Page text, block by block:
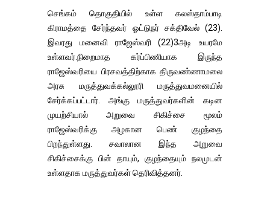
செங்கம் தொகுதியில் உள்ள கலஸ்தாம்பாடி
கிராமத்தை சேர்ந்தவர் ஓட்டுநர் சக்திவேல் (23).
இவரது மனைவி ராஜேஸ்வரி (22)3அடி உயரமே
உள்ளவர்.நிறைமாத கர்ப்பிணியாக இருந்த
ராஜேஸ்வரியை பிரசவத்திற்காக திருவண்ணாமலை
அரசு மருத்துவக்கல்லூரி மருத்துவமனையில்
சேர்க்கப்பட்டார். அங்கு மருத்துவர்களின் கடின
முயற்சியால் அறுவை சிகிச்சை மூலம்
ராஜேஸ்வரிக்கு அழகான பெண் குழந்தை
பிறந்துள்ளது. சவாலான இந்த அறுவை
சிகிச்சைக்கு பின் தாயும், குழந்தையும் நலமுடன்
உள்ளதாக மருத்துவர்கள் தெரிவித்தனர்.